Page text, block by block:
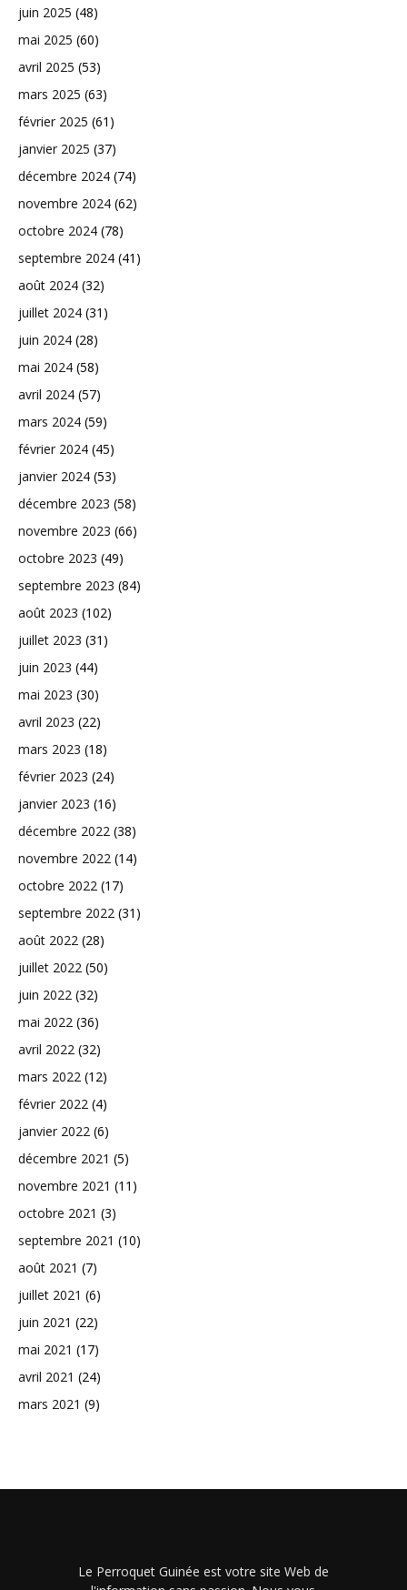
juin 2025 (48)
mai 2025 (60)
avril 2025 (53)
mars 2025 (63)
février 2025 (61)
janvier 2025 (37)
décembre 2024 (74)
novembre 2024 (62)
octobre 2024 (78)
septembre 2024 (41)
août 2024 (32)
juillet 2024 (31)
juin 2024 (28)
mai 2024 (58)
avril 2024 (57)
mars 2024 (59)
février 2024 (45)
janvier 2024 (53)
décembre 2023 (58)
novembre 2023 (66)
octobre 2023 (49)
septembre 2023 (84)
août 2023 (102)
juillet 2023 (31)
juin 2023 (44)
mai 2023 (30)
avril 2023 (22)
mars 2023 (18)
février 2023 (24)
janvier 2023 (16)
décembre 2022 (38)
novembre 2022 (14)
octobre 2022 (17)
septembre 2022 (31)
août 2022 (28)
juillet 2022 (50)
juin 2022 (32)
mai 2022 (36)
avril 2022 (32)
mars 2022 (12)
février 2022 (4)
janvier 2022 (6)
décembre 2021 (5)
novembre 2021 (11)
octobre 2021 (3)
septembre 2021 (10)
août 2021 (7)
juillet 2021 (6)
juin 2021 (22)
mai 2021 (17)
avril 2021 (24)
mars 2021 (9)
Le Perroquet Guinée est votre site Web de